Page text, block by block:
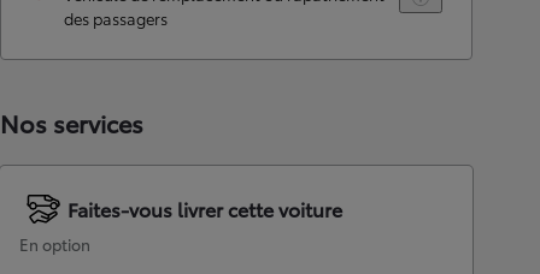
des passagers
Nos services
Faites-vous livrer cette voiture
En option